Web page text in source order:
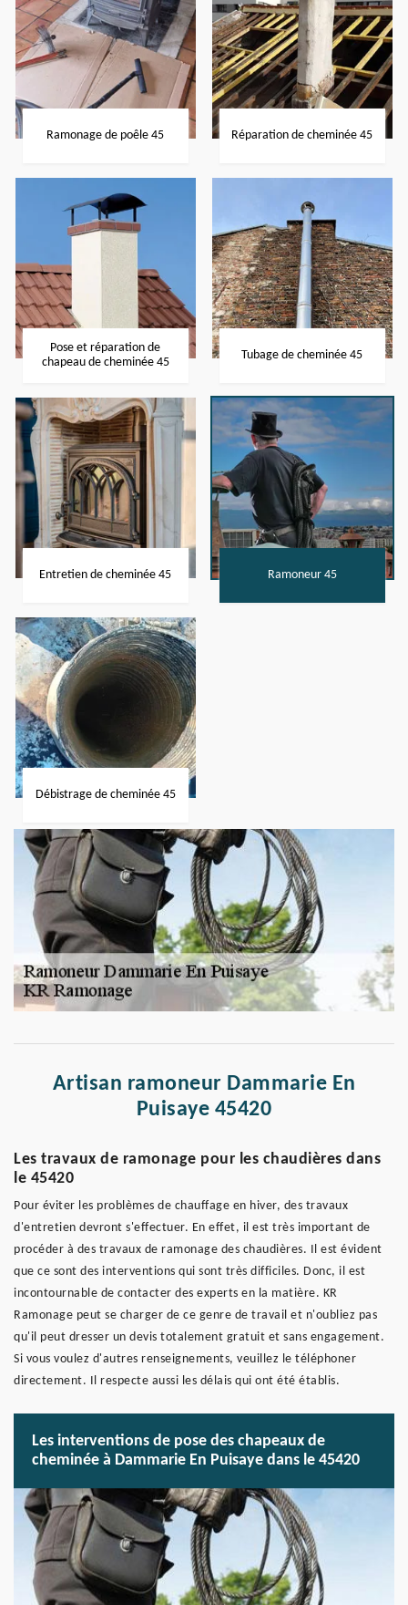
Ramonage de poêle 45 Réparation de cheminée 45
Pose et réparation de
chapeau de cheminée 45
Tubage de cheminée 45
Entretien de cheminée 45 Ramoneur 45
Débistrage de cheminée 45
Artisan ramoneur Dammarie En
Puisaye 45420
Les travaux de ramonage pour les chaudières dans
le 45420
Pour éviter les problèmes de chauffage en hiver, des travaux
d'entretien devront s'effectuer. En effet, il est très important de
procéder à des travaux de ramonage des chaudières. Il est évident
que ce sont des interventions qui sont très difficiles. Donc, il est
incontournable de contacter des experts en la matière. KR
Ramonage peut se charger de ce genre de travail et n'oubliez pas
qu'il peut dresser un devis totalement gratuit et sans engagement.
Si vous voulez d'autres renseignements, veuillez le téléphoner
directement. Il respecte aussi les délais qui ont été établis.
Les interventions de pose des chapeaux de
cheminée à Dammarie En Puisaye dans le 45420